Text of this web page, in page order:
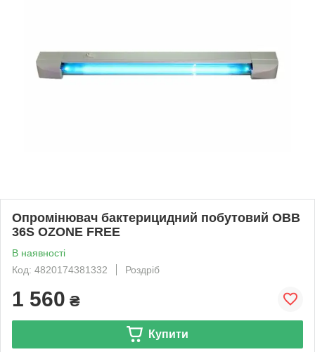
Опромінювач бактерицидний побутовий OBB
36S OZONE FREE
В наявності
Код: 4820174381332
Роздріб
1 560 ₴
Купити